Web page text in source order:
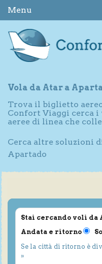
Menu
Vola da Atar a
Trova il biglietto
Confort Viaggi cerca
aeree di linea che
Cerca altre soluzioni
Apartado
Stai cercando voli da
Andata e ritorno
Se la città di ritorno è
»